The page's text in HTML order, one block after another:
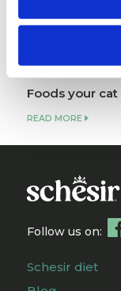
Why does my
Foods your
READ MORE
Follow us on:
Schesir diet